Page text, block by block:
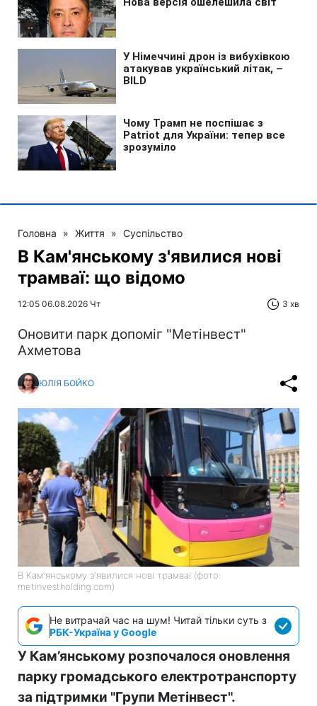
Головна » Життя » Суспільство
В Кам'янському з'явилися нові
трамваї: що відомо
12:05 06.08.2026 Чт 3 хв
Оновити парк допоміг "Метінвест"
Ахметова
ЮЛІЯ БОЙКО
В Кам'янському з'явилися нові трамваї (фото:
metinvestholding.com)
Не витрачай час на шум! Читай тільки суть з
РБК-Україна у Google
У Кам’янському розпочалося оновлення
парку громадського електротранспорту
за підтримки "Групи Метінвест".